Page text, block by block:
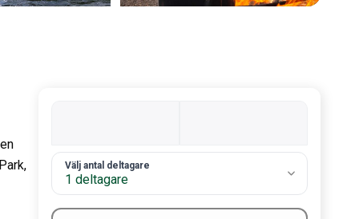
2. Antal gäster
Välj antal deltagare
1 deltagare